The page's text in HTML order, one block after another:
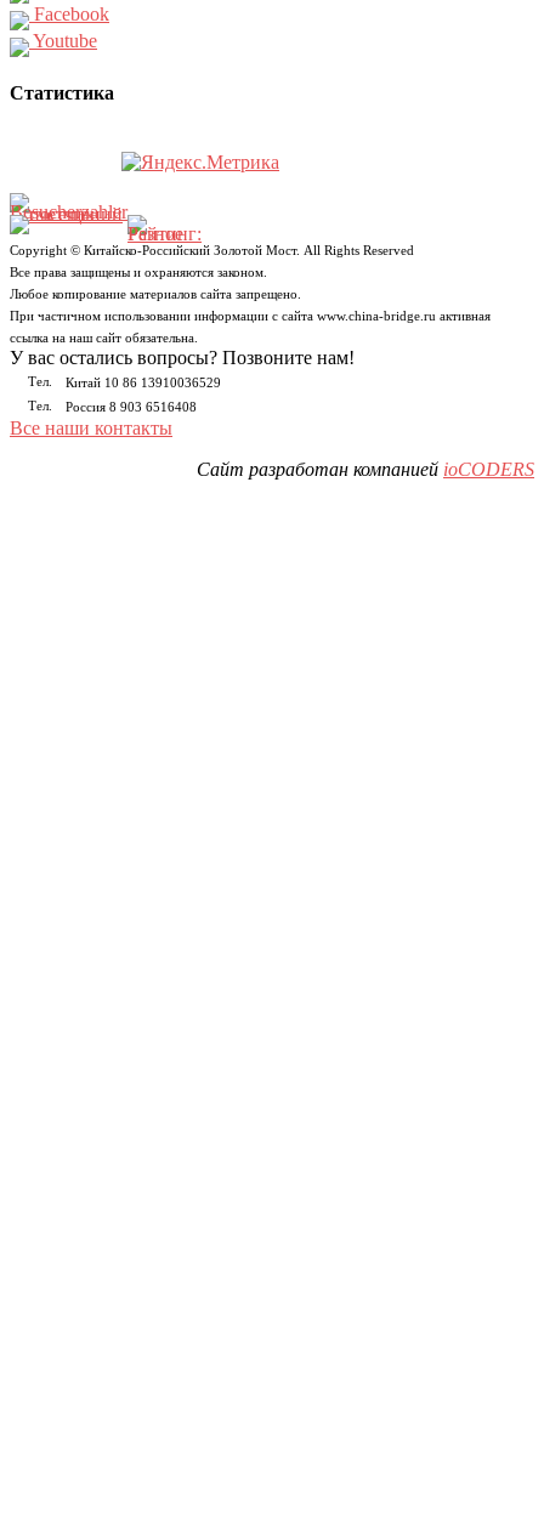
Facebook
Youtube
Статистика
Copyright © Китайско-Российский Золотой Мост. All Rights Reserved
Все права защищены и охраняются законом.
Любое копирование материалов сайта запрещено.
При частичном использовании информации с сайта www.china-bridge.ru активная
ссылка на наш сайт обязательна.
У вас остались вопросы? Позвоните нам!
Тел.
Китай 10 86 13910036529
Тел.
Россия 8 903 6516408
Все наши контакты
Сайт разработан компанией ioCODERS